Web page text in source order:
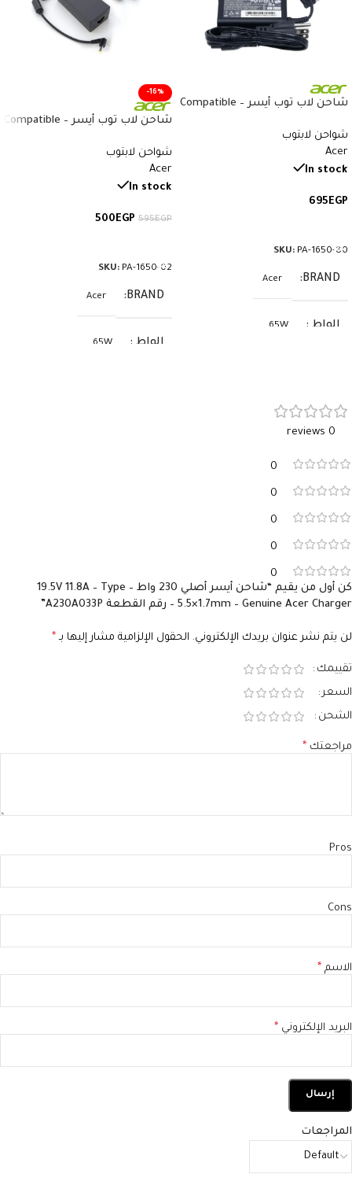
شاحن لاب توب أيسر – Compatible
1650-80
شواحن لابتوب
Acer
In stock
695EGP
SKU: PA-1650-80
BRAND
Acer
الواط 65W
الأمبير 3.42A
السوكيت
-16%
شاحن لاب توب أيسر – Compatible
1650-02
شواحن لابتوب
Acer
In stock
595EGP
500EGP
SKU: PA-1650-02
BRAND
Acer
الواط 65W
0 reviews
0
0
0
0
0
المراجعات
كن أول من يقيم “شاحن أيسر أصلي 230 واط – 19.5V 11.8A – Type
5.5×1.7mm – Genuine Acer Charger – رقم القطعة A230A033P”
لن يتم نشر عنوان بريدك الإلكتروني. الحقول الإلزامية مشار إليها بـ *
تقييمك
السعر
الشحن
مراجعتك *
Pros
Cons
الاسم *
البريد الإلكتروني *